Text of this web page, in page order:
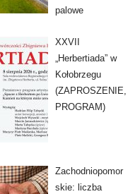
palowe
XXVII
„Herbertiada” w
Kołobrzegu
(ZAPROSZENIE,
PROGRAM)
Zachodniopomor
skie: liczba